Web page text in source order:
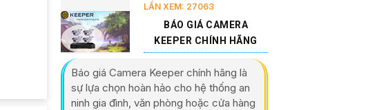
LẦN XEM: 27063
BÁO GIÁ CAMERA
KEEPER CHÍNH HÃNG
Báo giá Camera Keeper chính hãng là
sự lựa chọn hoàn hảo cho hệ thống an
ninh gia đình, văn phòng hoặc cửa hàng